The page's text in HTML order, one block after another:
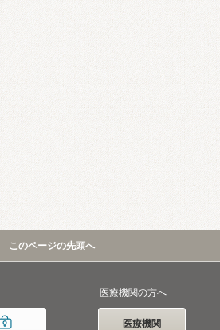
このページの先頭へ
医療機関の方へ
医療機関